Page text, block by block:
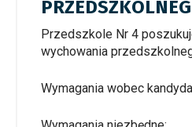
Przedszkole Nr 4
wychowania
Wymagania wobec